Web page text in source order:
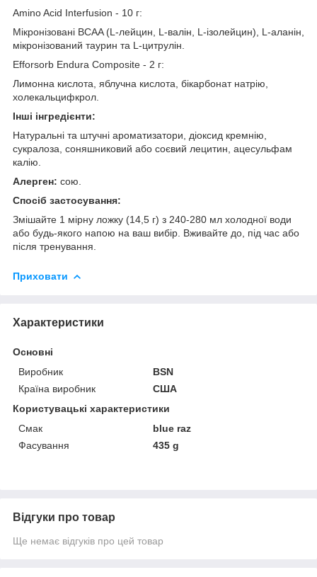
Amino Acid Interfusion - 10 г:
Мікронізовані BCAA (L-лейцин, L-валін, L-ізолейцин), L-аланін,
мікронізований таурин та L-цитрулін.
Efforsorb Endura Composite - 2 г:
Лимонна кислота, яблучна кислота, бікарбонат натрію,
холекальцифкрол.
Інші інгредієнти:
Натуральні та штучні ароматизатори, діоксид кремнію,
сукралоза, соняшниковий або соєвий лецитин, ацесульфам
калію.
Алерген: сою.
Спосіб застосування:
Змішайте 1 мірну ложку (14,5 г) з 240-280 мл холодної води
або будь-якого напою на ваш вибір. Вживайте до, під час або
після тренування.
Приховати
Характеристики
Основні
Виробник
BSN
Країна виробник
США
Користувацькі характеристики
Смак
blue raz
Фасування
435 g
Відгуки про товар
Ще немає відгуків про цей товар